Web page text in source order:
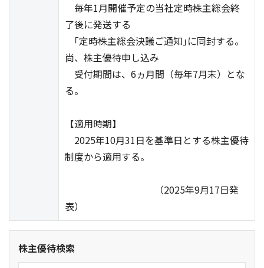
毎年1月開催予定の当社定時株主総会終
了後に発送する
｢定時株主総会決議ご通知｣に同封する。
尚、株主優待申し込み
受付期間は、6ヵ月間（毎年7月末）とな
る。
【適用時期】
2025年10月31日を基準日とする株主優待
制度から適用する。
（2025年9月17日発
表）
株主優待検索